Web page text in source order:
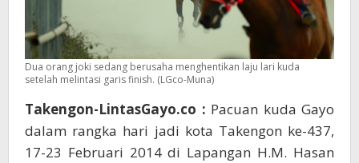
Dua orang joki sedang berusaha menghentikan laju lari kuda
setelah melintasi garis finish. (LGco-Muna)
Takengon-LintasGayo.co : Pacuan kuda Gayo
dalam rangka hari jadi kota Takengon ke-437,
17-23 Februari 2014 di Lapangan H.M. Hasan